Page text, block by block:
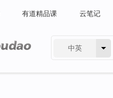
有道精品课 云笔记
中英